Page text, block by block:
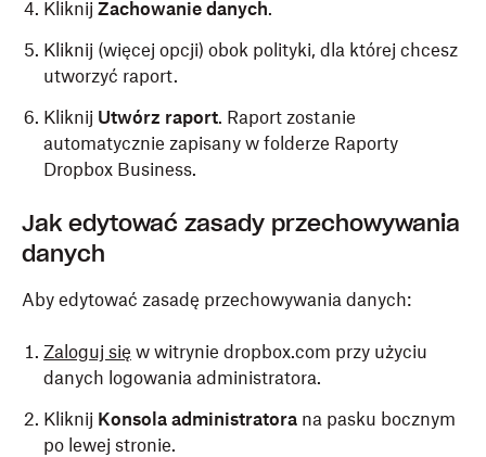
Kliknij Zachowanie danych.
Kliknij (więcej opcji) obok polityki, dla której chcesz
utworzyć raport.
Kliknij Utwórz raport. Raport zostanie
automatycznie zapisany w folderze Raporty
Dropbox Business.
Jak edytować zasady przechowywania
danych
Aby edytować zasadę przechowywania danych:
Zaloguj się w witrynie dropbox.com przy użyciu
danych logowania administratora.
Kliknij Konsola administratora na pasku bocznym
po lewej stronie.